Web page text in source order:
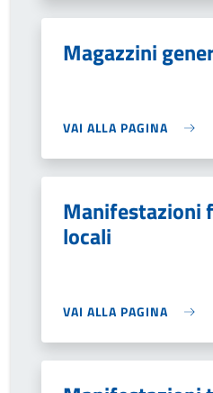
Magazzini
VAI ALLA PAGINA
Manifestazioni
locali
VAI ALLA PAGINA